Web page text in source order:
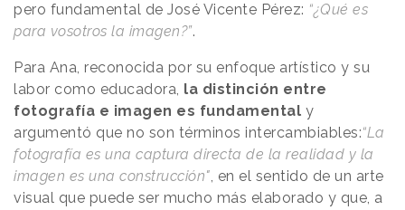
pero fundamental de José Vicente Pérez: “¿Qué es
para vosotros la imagen?”.
Para Ana, reconocida por su enfoque artístico y su
labor como educadora, la distinción entre
fotografía e imagen es fundamental y
argumentó que no son términos intercambiables:“La
fotografía es una captura directa de la realidad y la
imagen es una construcción", en el sentido de un arte
visual que puede ser mucho más elaborado y que, a